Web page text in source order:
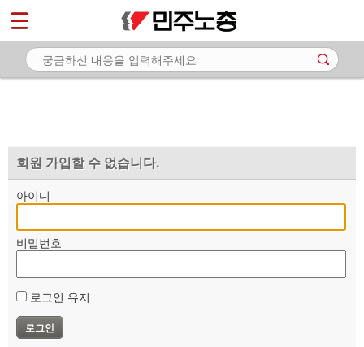
회원 가입할 수 없습니다.
아이디
비밀번호
로그인 유지
마이페이지
소개
자료
부설기관